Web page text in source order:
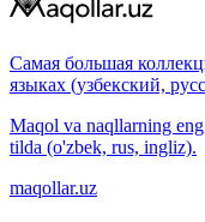
Самая большая
языках (узбекский,
Maqol va naqllarning
tilda (o'zbek, rus, ingliz).
maqollar.uz